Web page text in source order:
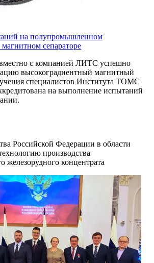
на полупромышленном
сепараторе
с компанией ЛИТС успешно
высокоградиентный магнитный
специалистов Института ТОМС
на выполнение испытаний
Российской Федерации в области
производства
железорудного концентрата